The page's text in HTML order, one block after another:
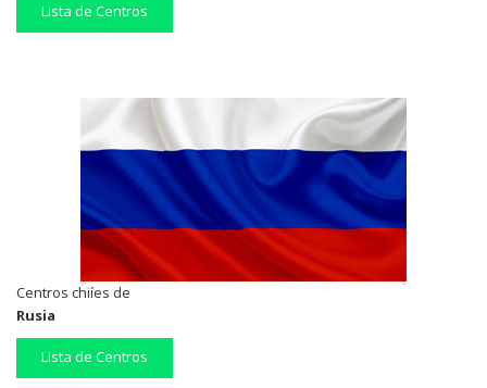
Lista de Centros
Centros chiíes de
Rusia
Lista de Centros